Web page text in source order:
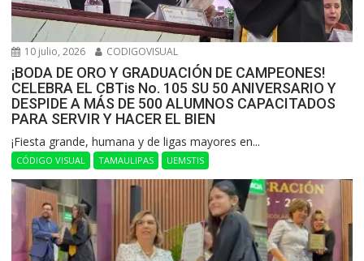
10 julio, 2026 CODIGOVISUAL
¡BODA DE ORO Y GRADUACIÓN DE CAMPEONES!
CELEBRA EL CBTis No. 105 SU 50 ANIVERSARIO Y
DESPIDE A MÁS DE 500 ALUMNOS CAPACITADOS
PARA SERVIR Y HACER EL BIEN
​¡Fiesta grande, humana y de ligas mayores en...
CÓDIGO VISUAL TAMAULIPAS UEMSTIS